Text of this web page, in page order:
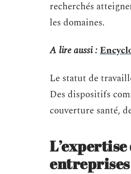
recherchés
les domaines.
A lire aussi :
Le statut de
Des dispositifs
couverture santé,
entreprises